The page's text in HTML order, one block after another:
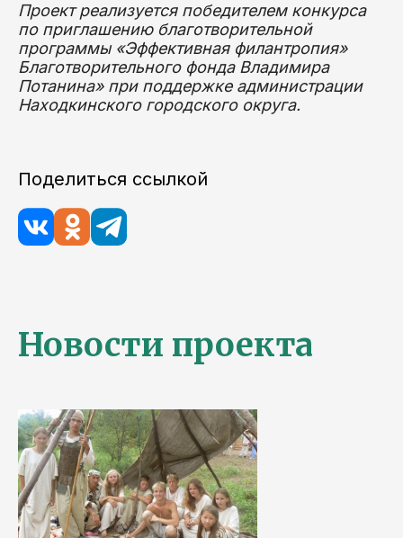
Проект реализуется победителем конкурса
по приглашению благотворительной
программы «Эффективная филантропия»
Благотворительного фонда Владимира
Потанина» при поддержке администрации
Находкинского городского округа.
Поделиться ссылкой
Новости проекта